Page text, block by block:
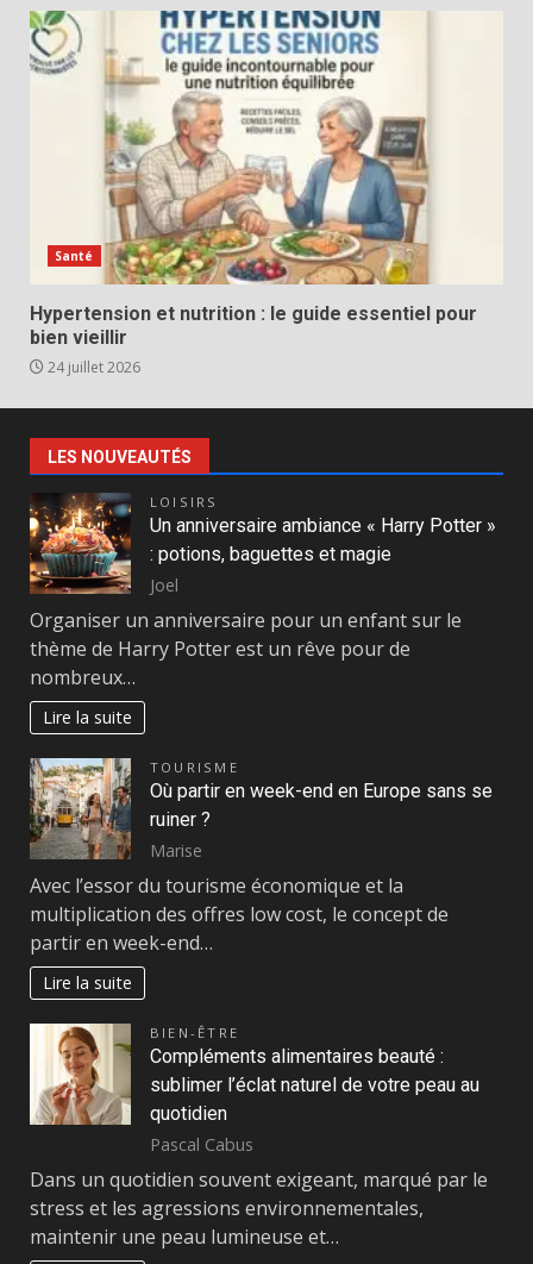
Santé
Hypertension et nutrition : le guide essentiel pour
bien vieillir
24 juillet 2026
LES NOUVEAUTÉS
LOISIRS
Un anniversaire ambiance « Harry Potter »
: potions, baguettes et magie
Joel
Organiser un anniversaire pour un enfant sur le
thème de Harry Potter est un rêve pour de
nombreux…
Lire la suite
TOURISME
Où partir en week-end en Europe sans se
ruiner ?
Marise
Avec l’essor du tourisme économique et la
multiplication des offres low cost, le concept de
partir en week-end…
Lire la suite
BIEN-ÊTRE
Compléments alimentaires beauté :
sublimer l’éclat naturel de votre peau au
quotidien
Pascal Cabus
Dans un quotidien souvent exigeant, marqué par le
stress et les agressions environnementales,
maintenir une peau lumineuse et…